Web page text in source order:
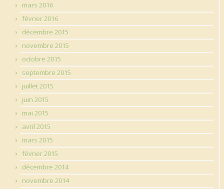
mars 2016
février 2016
décembre 2015
novembre 2015
octobre 2015
septembre 2015
juillet 2015
juin 2015
mai 2015
avril 2015
mars 2015
février 2015
décembre 2014
novembre 2014